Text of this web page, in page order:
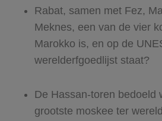
Rabat, samen met Fez,
Meknes, een van de vier
Marokko is, en op de
werelderfgoedlijst staat?
De Hassan-toren bedoeld
grootste moskee ter